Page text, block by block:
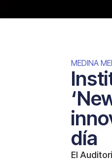
MEDINA
día
El